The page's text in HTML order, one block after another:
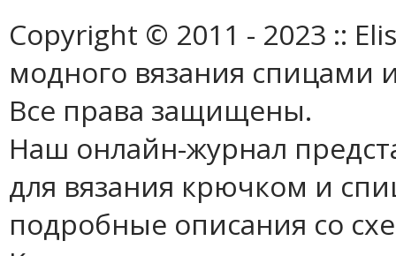
Copyright © 2011 - 2023 ::
модного вязания спицами
Все права защищены.
Наш онлайн-журнал
для вязания крючком и
подробные описания со